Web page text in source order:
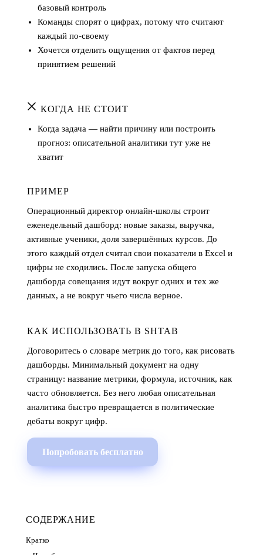
базовый контроль
Команды спорят о цифрах, потому что считают
каждый по-своему
Хочется отделить ощущения от фактов перед
принятием решений
КОГДА НЕ СТОИТ
Когда задача — найти причину или построить
прогноз: описательной аналитики тут уже не
хватит
ПРИМЕР
Операционный директор онлайн-школы строит
еженедельный дашборд: новые заказы, выручка,
активные ученики, доля завершённых курсов. До
этого каждый отдел считал свои показатели в Excel и
цифры не сходились. После запуска общего
дашборда совещания идут вокруг одних и тех же
данных, а не вокруг чьего числа верное.
КАК ИСПОЛЬЗОВАТЬ В SHTAB
Договоритесь о словаре метрик до того, как рисовать
дашборды. Минимальный документ на одну
страницу: название метрики, формула, источник, как
часто обновляется. Без него любая описательная
аналитика быстро превращается в политические
дебаты вокруг цифр.
Попробовать бесплатно
СОДЕРЖАНИЕ
Кратко